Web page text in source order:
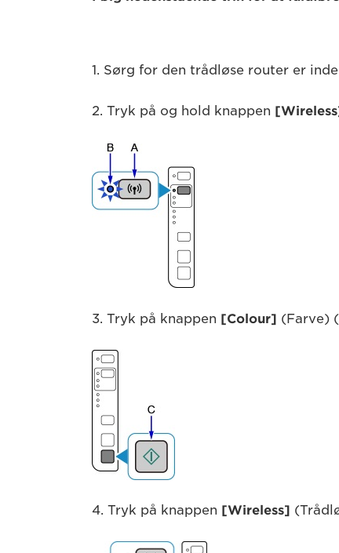
1. Sørg for den trådløse router er
2. Tryk på og hold knappen
3. Tryk på knappen [Colour] (Farve)
4. Tryk på knappen [Wireless]